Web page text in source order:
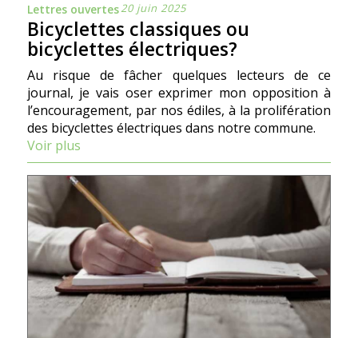
Lettres ouvertes20 juin 2025
Bicyclettes classiques ou
bicyclettes électriques?
Au risque de fâcher quelques lecteurs de ce
journal, je vais oser exprimer mon opposition à
l’encouragement, par nos édiles, à la prolifération
des bicyclettes électriques dans notre commune.
Voir plus